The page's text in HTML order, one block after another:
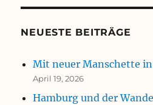
NEUESTE BEITRÄGE
Mit neuer Manschette
April 19, 2026
Hamburg und der